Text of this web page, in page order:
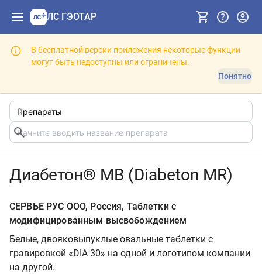
ЛС ГЭОТАР
В бесплатной версии приложения некоторые функции
могут быть недоступны или ограничены.
Понятно
Диабетон® МВ (Diabeton MR)
СЕРВЬЕ РУС ООО, Россия, Таблетки с
модифицированным высвобождением
Белые, двояковыпуклые овальные таблетки с
гравировкой «DIА 30» на одной и логотипом компании
на другой.